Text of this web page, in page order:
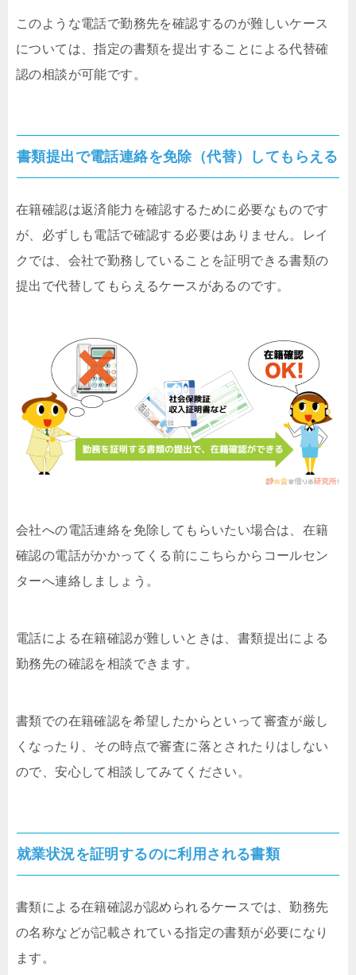
このような電話で勤務先を確認するのが難しいケース
については、指定の書類を提出することによる代替確
認の相談が可能です。
書類提出で電話連絡を免除（代替）してもらえる
在籍確認は返済能力を確認するために必要なものです
が、必ずしも電話で確認する必要はありません。レイ
クでは、会社で勤務していることを証明できる書類の
提出で代替してもらえるケースがあるのです。
会社への電話連絡を免除してもらいたい場合は、在籍
確認の電話がかかってくる前にこちらからコールセン
ターへ連絡しましょう。
電話による在籍確認が難しいときは、書類提出による
勤務先の確認を相談できます。
書類での在籍確認を希望したからといって審査が厳し
くなったり、その時点で審査に落とされたりはしない
ので、安心して相談してみてください。
就業状況を証明するのに利用される書類
書類による在籍確認が認められるケースでは、勤務先
の名称などが記載されている指定の書類が必要になり
ます。